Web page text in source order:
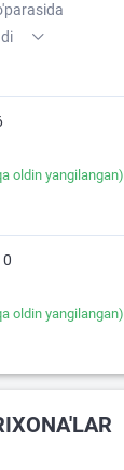
oldin yangilangan)
oldin yangilangan)